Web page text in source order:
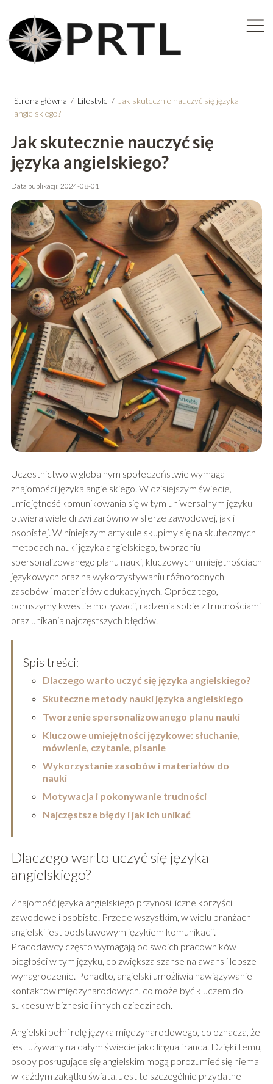
Strona główna / Lifestyle / Jak skutecznie nauczyć się języka
angielskiego?
Jak skutecznie nauczyć się
języka angielskiego?
Data publikacji: 2024-08-01
Uczestnictwo w globalnym społeczeństwie wymaga
znajomości języka angielskiego. W dzisiejszym świecie,
umiejętność komunikowania się w tym uniwersalnym języku
otwiera wiele drzwi zarówno w sferze zawodowej, jak i
osobistej. W niniejszym artykule skupimy się na skutecznych
metodach nauki języka angielskiego, tworzeniu
spersonalizowanego planu nauki, kluczowych umiejętnościach
językowych oraz na wykorzystywaniu różnorodnych
zasobów i materiałów edukacyjnych. Oprócz tego,
poruszymy kwestie motywacji, radzenia sobie z trudnościami
oraz unikania najczęstszych błędów.
Spis treści:
Dlaczego warto uczyć się języka angielskiego?
Skuteczne metody nauki języka angielskiego
Tworzenie spersonalizowanego planu nauki
Kluczowe umiejętności językowe: słuchanie,
mówienie, czytanie, pisanie
Wykorzystanie zasobów i materiałów do
nauki
Motywacja i pokonywanie trudności
Najczęstsze błędy i jak ich unikać
Dlaczego warto uczyć się języka
angielskiego?
Znajomość języka angielskiego przynosi liczne korzyści
zawodowe i osobiste. Przede wszystkim, w wielu branżach
angielski jest podstawowym językiem komunikacji.
Pracodawcy często wymagają od swoich pracowników
biegłości w tym języku, co zwiększa szanse na awans i lepsze
wynagrodzenie. Ponadto, angielski umożliwia nawiązywanie
kontaktów międzynarodowych, co może być kluczem do
sukcesu w biznesie i innych dziedzinach.
Angielski pełni rolę języka międzynarodowego, co oznacza, że
jest używany na całym świecie jako lingua franca. Dzięki temu,
osoby posługujące się angielskim mogą porozumieć się niemal
w każdym zakątku świata. Jest to szczególnie przydatne